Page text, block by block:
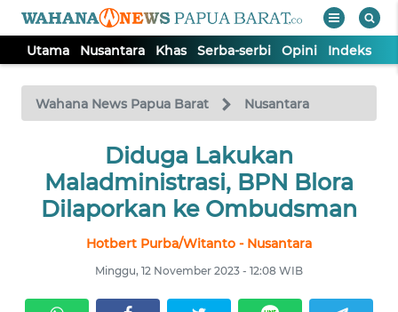
Utama Nusantara Khas Serba-serbi Opini Indeks
Wahana News Papua Barat Nusantara
Diduga Lakukan
Maladministrasi, BPN Blora
Dilaporkan ke Ombudsman
Hotbert Purba/Witanto - Nusantara
Minggu, 12 November 2023 - 12:08 WIB
TV
Tutup
NUSANTARA
SERBA-